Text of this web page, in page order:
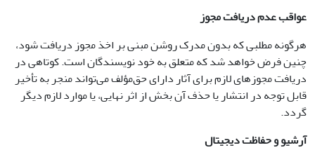
عواقب عدم دریافت مجوز
هرگونه مطلبی که بدون مدرک روشن مبنی بر اخذ مجوز دریافت شود،
چنین فرض خواهد شد که متعلق به خود نویسندگان است. کوتاهی در
دریافت مجوزهای لازم برای آثار دارای حق‌مؤلف می‌تواند منجر به تأخیر
قابل توجه در انتشار یا حذف آن بخش از اثر نهایی، یا موارد لازم دیگر
گردد.
آرشیو و حفاظت دیجیتال